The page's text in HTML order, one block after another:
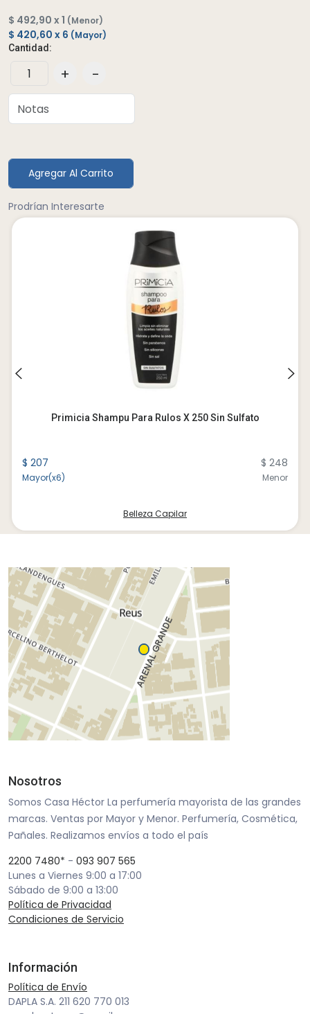
$ 492,90 x 1 (Menor)
$ 420,60 x 6 (Mayor)
Cantidad:
+ -
Agregar Al Carrito
Prodrían Interesarte
Primicia Shampu Para Rulos X 250 Sin Sulfato
$ 207
Mayor(x6)
$ 248
Menor
Belleza Capilar
Nosotros
Somos Casa Héctor La perfumería mayorista de las grandes
marcas. Ventas por Mayor y Menor. Perfumería, Cosmética,
Pañales. Realizamos envíos a todo el país
2200 7480* - 093 907 565
Lunes a Viernes 9:00 a 17:00
Sábado de 9:00 a 13:00
Política de Privacidad
Condiciones de Servicio
Información
Política de Envío
DAPLA S.A. 211 620 770 013